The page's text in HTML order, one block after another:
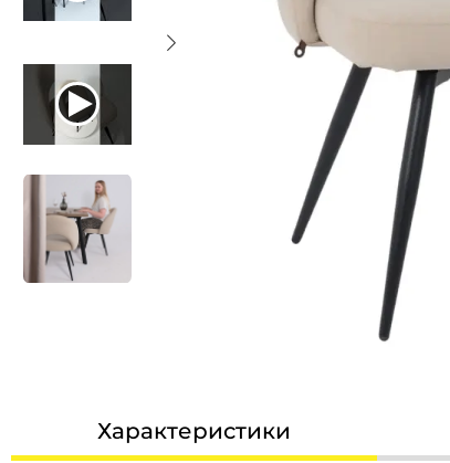
Садовая мебель
кресла, стулья
столы
качели и тенты
туристическая
шезлонги, раскладушки
Характеристики